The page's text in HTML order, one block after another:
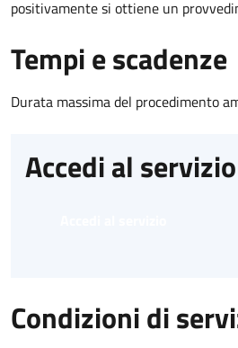
positivamente si ottiene un
Tempi e scadenze
Durata massima del procedimento
Accedi al servizio
Condizioni di